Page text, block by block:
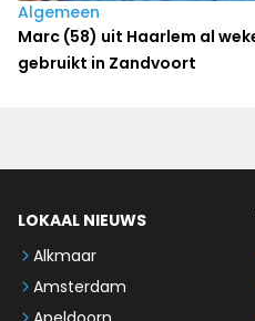
Algemeen
Marc (58) uit Haarlem al
gebruikt in Zandvoort
LOKAAL NIEUWS
Alkmaar
Amsterdam